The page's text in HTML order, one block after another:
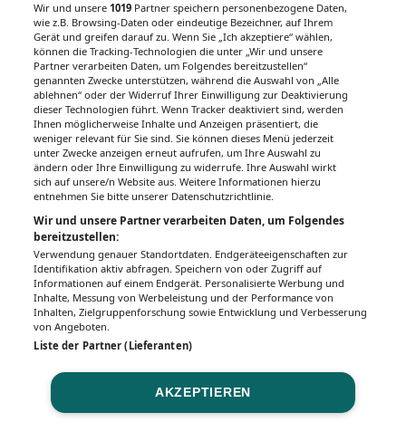
Unsere Wochenzeitungen
Gesundheitsseiten
Hier finden Sie die aktuelle Ausgabe der
Gesundheitsberichterstattung in den 120
Wochenzeitungen der RegionalMedien
Austria sowie ein Archiv der vergangenen
Ausgaben.
Wir und unsere1019 Partner speichern personenbezogene Daten,
wie z.B. Browsing-Daten oder eindeutige Bezeichner, auf Ihrem
Gerät und greifen darauf zu. Wenn Sie „Ich akzeptiere“ wählen,
können die Tracking-Technologien die unter „Wir und unsere
Partner verarbeiten Daten, um Folgendes bereitzustellen“
genannten Zwecke unterstützen, während die Auswahl von „Alle
ablehnen“ oder der Widerruf Ihrer Einwilligung zur Deaktivierung
dieser Technologien führt. Wenn Tracker deaktiviert sind, werden
Ihnen möglicherweise Inhalte und Anzeigen präsentiert, die
weniger relevant für Sie sind. Sie können dieses Menü jederzeit
unter Zwecke anzeigen erneut aufrufen, um Ihre Auswahl zu
ändern oder Ihre Einwilligung zu widerrufe. Ihre Auswahl wirkt
sich auf unsere/n Website aus. Weitere Informationen hierzu
entnehmen Sie bitte unserer Datenschutzrichtlinie.
Wir und unsere Partner verarbeiten Daten, um Folgendes
bereitzustellen:
Verwendung genauer Standortdaten. Endgeräteeigenschaften zur
Identifikation aktiv abfragen. Speichern von oder Zugriff auf
Informationen auf einem Endgerät. Personalisierte Werbung und
Inhalte, Messung von Werbeleistung und der Performance von
Inhalten, Zielgruppenforschung sowie Entwicklung und Verbesserung
von Angeboten.
Liste der Partner (Lieferanten)
AKZEPTIEREN